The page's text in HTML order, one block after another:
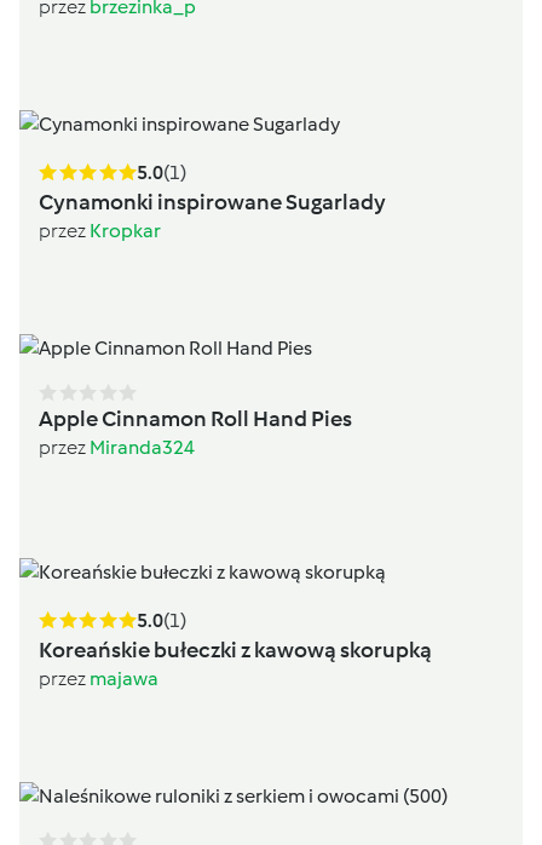
przez brzezinka_p
5.0(1)
Cynamonki inspirowane Sugarlady
przez Kropkar
Apple Cinnamon Roll Hand Pies
przez Miranda324
5.0(1)
Koreańskie bułeczki z kawową skorupką
przez majawa